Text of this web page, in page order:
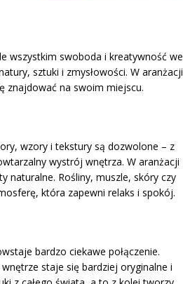
wszystkim swoboda i kreatywność we
sztuki i zmysłowości. W aranżacji
znajdować na swoim miejscu.
wzory i tekstury są dozwolone – z
wystrój wnętrza. W aranżacji
naturalne. Rośliny, muszle, skóry czy
która zapewni relaks i spokój.
bardzo ciekawe połączenie.
staje się bardziej oryginalne i